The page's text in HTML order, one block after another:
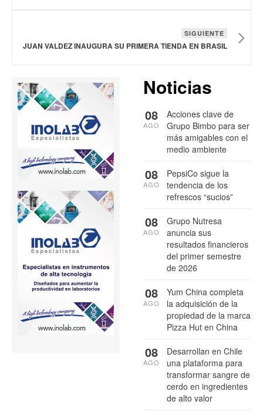
SIGUIENTE
JUAN VALDEZ INAUGURA SU PRIMERA TIENDA EN BRASIL
Noticias
Acciones clave de
Grupo Bimbo para ser
más amigables con el
medio ambiente
08
AGO
PepsiCo sigue la
tendencia de los
refrescos “sucios”
08
AGO
Grupo Nutresa
anuncia sus
resultados financieros
del primer semestre
de 2026
08
AGO
Yum China completa
la adquisición de la
propiedad de la marca
Pizza Hut en China
08
AGO
Desarrollan en Chile
una plataforma para
transformar sangre de
cerdo en ingredientes
de alto valor
08
AGO